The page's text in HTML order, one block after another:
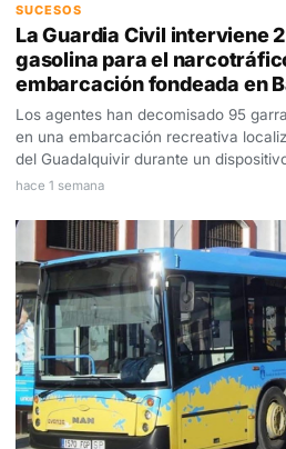
SUCESOS
La Guardia Civil interviene
gasolina para el
embarcación fondeada en
Los agentes han decomisado 95
en una embarcación recreativa
del Guadalquivir durante un
hace 1 semana